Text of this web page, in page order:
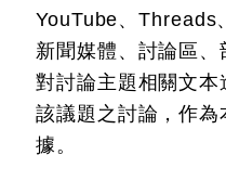
YouTube、Threads
新聞媒體、討論區
對討論主題相關文
該議題之討論，作
據。